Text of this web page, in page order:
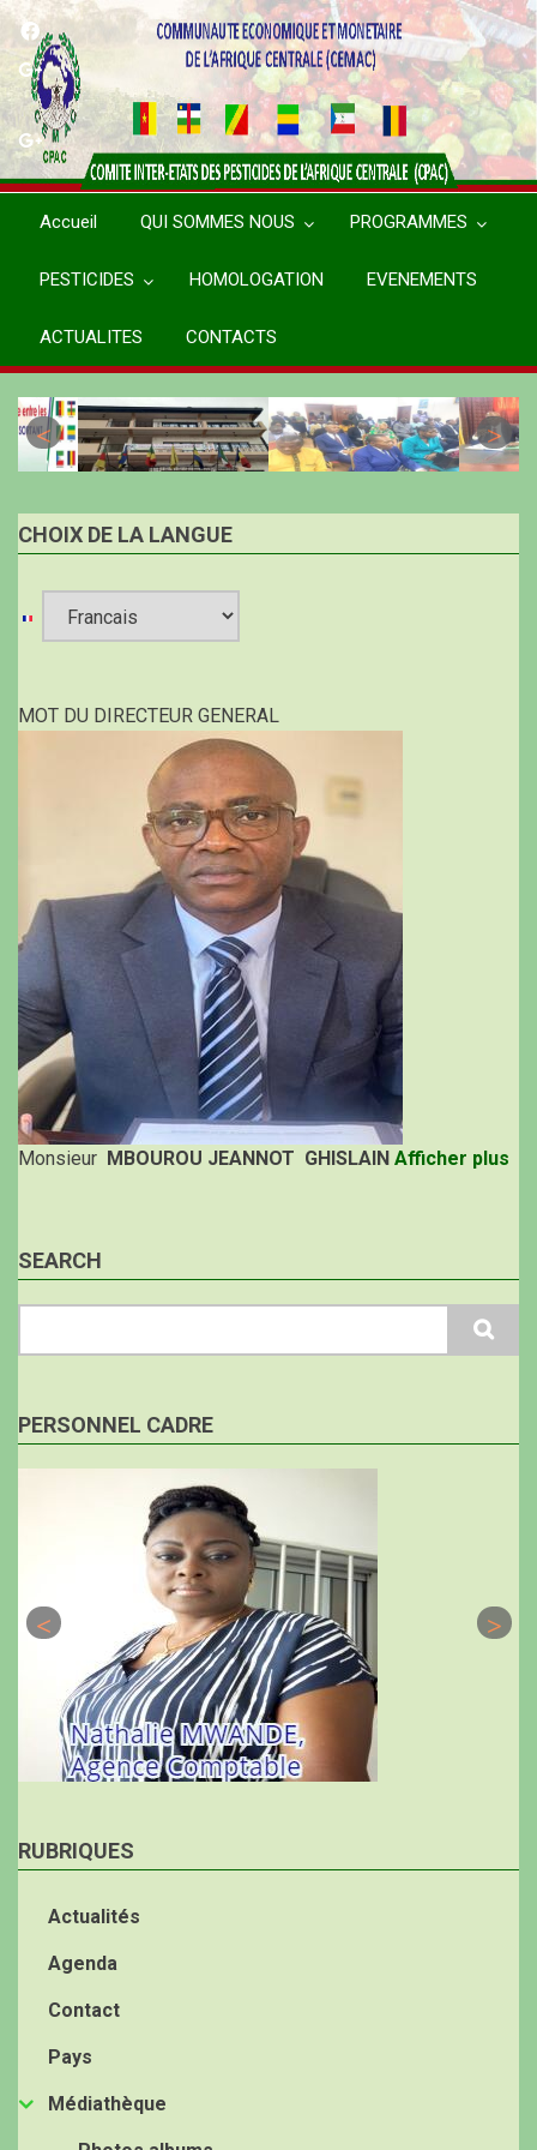
Aller
contenu
principal
Accueil QUI SOMMES NOUS PROGRAMMES
PESTICIDES HOMOLOGATION EVENEMENTS
ACTUALITES CONTACTS
CHOIX DE LA LANGUE
language
MOT DU DIRECTEUR GENERAL
Monsieur MBOUROU JEANNOT GHISLAIN Afficher plus
SEARCH
PERSONNEL CADRE
RUBRIQUES
Actualités
Agenda
Contact
Pays
Médiathèque